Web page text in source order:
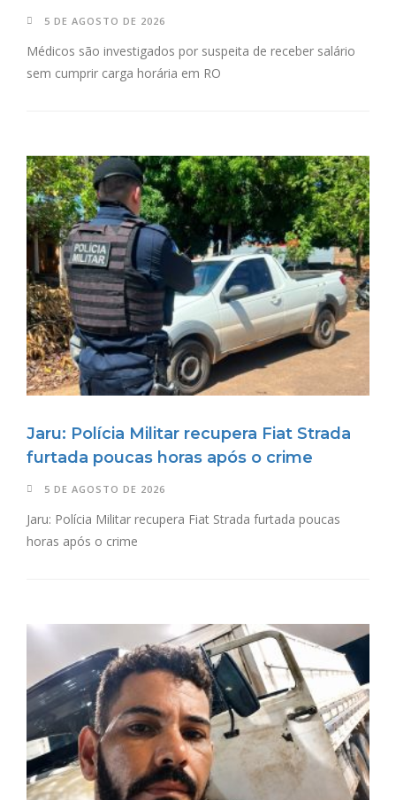
5 DE AGOSTO DE 2026
Médicos são investigados por suspeita de receber salário
sem cumprir carga horária em RO
Jaru: Polícia Militar recupera Fiat Strada
furtada poucas horas após o crime
5 DE AGOSTO DE 2026
Jaru: Polícia Militar recupera Fiat Strada furtada poucas
horas após o crime